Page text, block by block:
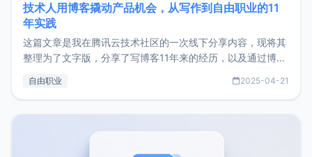
技术人用博客撬动产品机会，从写作到自由职业的11
年实践
这篇文章是我在腾讯云技术社区的一次线下分享内容，现将其
整理为了文字版，分享了写博客11年来的经历，以及通过博客
了我的首个产品ImgURL的真实数据和产品现状。自我介绍大
自由职业 2025-04-21